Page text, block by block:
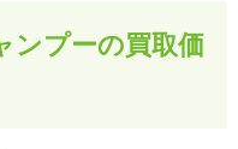
ンプーの買取価